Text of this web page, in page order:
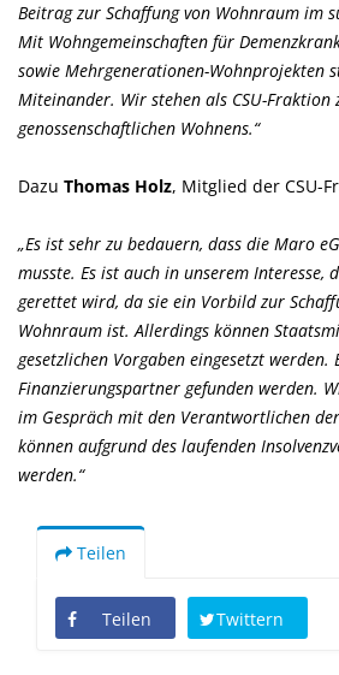
Beitrag zur Schaffung von Wohnraum im
Mit Wohngemeinschaften für
sowie Mehrgenerationen-Wohnprojekten
Miteinander. Wir stehen als CSU-Fraktion
genossenschaftlichen Wohnens.“
Dazu Thomas Holz, Mitglied der CSU-
Es ist sehr zu bedauern, dass die Maro
musste. Es ist auch in unserem Interesse,
gerettet wird, da sie ein Vorbild zur
Wohnraum ist. Allerdings können
gesetzlichen Vorgaben eingesetzt werden.
Finanzierungspartner gefunden werden.
im Gespräch mit den Verantwortlichen
können aufgrund des laufenden
werden.“
Teilen
Teilen Twittern